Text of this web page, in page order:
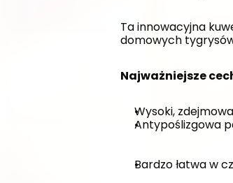
Ta innowacyjna
domowych
Najważniejsze
Wysoki,
Antypoślizgowa
Bardzo łatwa w